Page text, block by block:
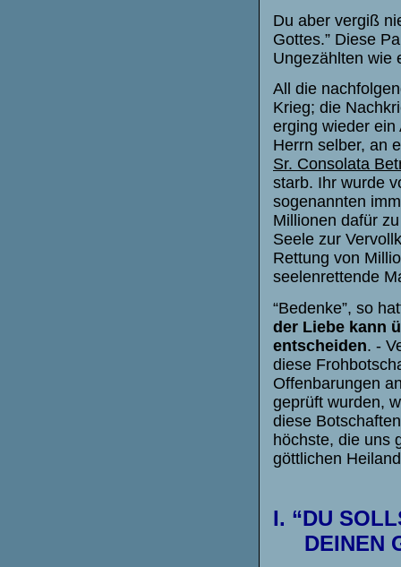
Du aber vergiß
Gottes.” Diese
Ungezählten wie
All die
Krieg; die
erging wieder ein
Herrn selber, an
Sr. Consolata
starb. Ihr wurde
sogenannten
Millionen dafür
Seele zur
Rettung von
seelenrettende
“Bedenke”, so
der Liebe kann
entscheiden. -
diese
Offenbarungen
geprüft wurden,
diese
höchste, die uns
göttlichen
I. “DU
DEINEN